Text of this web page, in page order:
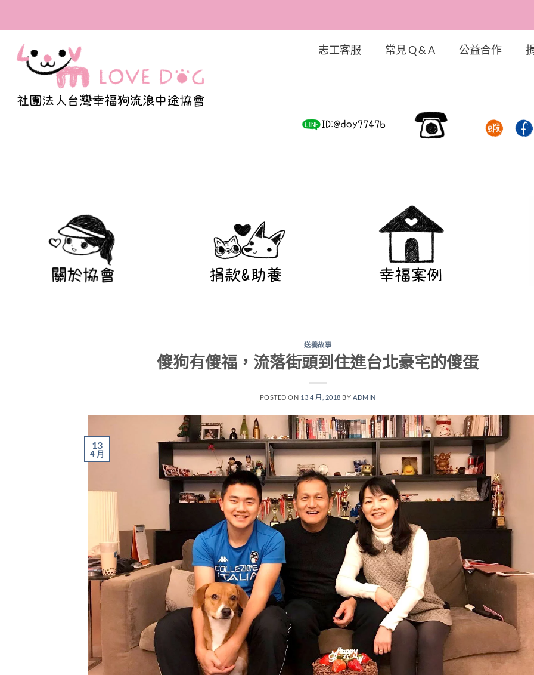
參與助養計畫，成為幸福狗協
會的愛媽愛爸！
志工客服 常見 Q & A 公益合作
送養故事
傻狗有傻福，流落街頭到住進台北豪宅的傻蛋
POSTED ON 13 4 月, 2018 BYADMIN
13
4 月